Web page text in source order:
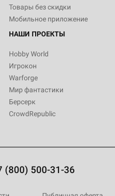
Товары без скидки
Мобильное приложение
НАШИ ПРОЕКТЫ
Hobby World
Игрокон
Warforge
Мир фантастики
Берсерк
CrowdRepublic
(800) 500-31-36